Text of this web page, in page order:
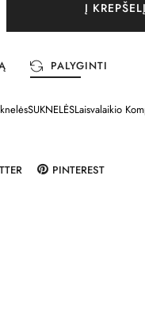
Į KREPŠELĮ
PALYGINTI
SUKNELĖSLaisvalaikio
PINTEREST